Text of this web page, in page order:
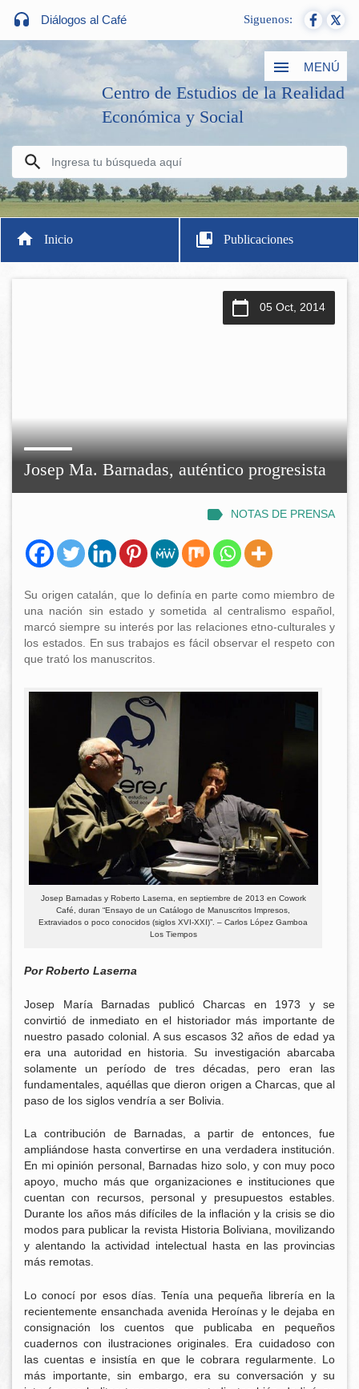
Diálogos al Café Siguenos:
MENÚ
Centro de Estudios de la Realidad
Económica y Social
Inicio Publicaciones
05 Oct, 2014
Josep Ma. Barnadas, auténtico progresista
NOTAS DE PRENSA
Su origen catalán, que lo definía en parte como miembro de
una nación sin estado y sometida al centralismo español,
marcó siempre su interés por las relaciones etno-culturales y
los estados. En sus trabajos es fácil observar el respeto con
que trató los manuscritos.
Josep Barnadas y Roberto Laserna, en septiembre de 2013 en Cowork
Café, duran “Ensayo de un Catálogo de Manuscritos Impresos,
Extraviados o poco conocidos (siglos XVI-XXI)”. – Carlos López Gamboa
Los Tiempos
Por Roberto Laserna
Josep María Barnadas publicó Charcas en 1973 y se
convirtió de inmediato en el historiador más importante de
nuestro pasado colonial. A sus escasos 32 años de edad ya
era una autoridad en historia. Su investigación abarcaba
solamente un período de tres décadas, pero eran las
fundamentales, aquéllas que dieron origen a Charcas, que al
paso de los siglos vendría a ser Bolivia.
La contribución de Barnadas, a partir de entonces, fue
ampliándose hasta convertirse en una verdadera institución.
En mi opinión personal, Barnadas hizo solo, y con muy poco
apoyo, mucho más que organizaciones e instituciones que
cuentan con recursos, personal y presupuestos estables.
Durante los años más difíciles de la inflación y la crisis se dio
modos para publicar la revista Historia Boliviana, movilizando
y alentando la actividad intelectual hasta en las provincias
más remotas.
Lo conocí por esos días. Tenía una pequeña librería en la
recientemente ensanchada avenida Heroínas y le dejaba en
consignación los cuentos que publicaba en pequeños
cuadernos con ilustraciones originales. Era cuidadoso con
las cuentas e insistía en que le cobrara regularmente. Lo
más importante, sin embargo, era su conversación y su